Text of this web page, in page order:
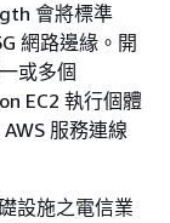
會將標準
網路邊緣。開
或多個
EC2 執行個體
服務連線
設施之電信業